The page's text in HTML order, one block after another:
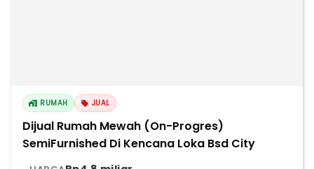
RUMAH JUAL
Dijual Rumah Mewah (On-Progres)
SemiFurnished Di Kencana Loka Bsd City